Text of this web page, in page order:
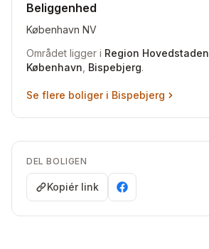
Beliggenhed
København NV
Området ligger i Region Hovedstaden
København Bispebjerg.
Se flere boliger i Bispebjerg
DEL BOLIGEN
Kopiér link